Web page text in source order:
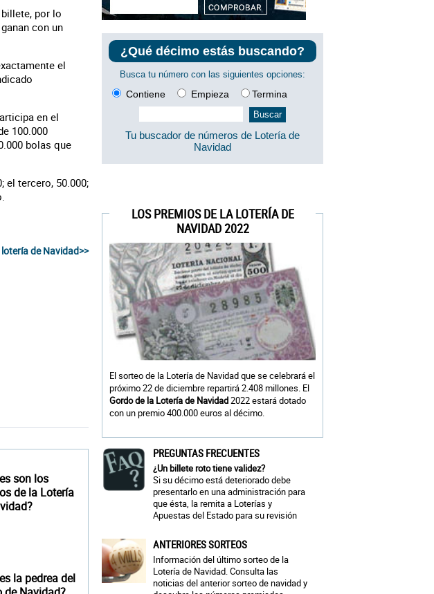
por lo
con un
el
en el
100.000
bolas que
el tercero, 50.000;
de Navidad>>
son los
de la Lotería
la pedrea del
¿Qué décimo estás buscando?
Busca tu número con las siguientes opciones:
Contiene Empieza Termina
Tu buscador de números de Lotería de
Navidad
LOS PREMIOS DE LA LOTERÍA DE
NAVIDAD 2022
El sorteo de la Lotería de Navidad que se celebrará el
próximo 22 de diciembre repartirá 2.408 millones. El
Gordo de la Lotería de Navidad2022 estará dotado
con un premio 400.000 euros al décimo.
PREGUNTAS FRECUENTES
¿Un billete roto tiene validez?
Si su décimo está deteriorado debe
presentarlo en una administración para
que ésta, la remita a Loterías y
Apuestas del Estado para su revisión
ANTERIORES SORTEOS
Información del último sorteo de la
Lotería de Navidad. Consulta las
noticias del anterior sorteo de navidad y